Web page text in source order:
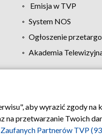
Emisja w TVP
System NOS
Ogłoszenie
Akademia
Regulamin TVP
aby wyrazić zgody
przetwarzanie Twoich
Zaufanych Partnerów TVP